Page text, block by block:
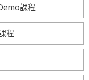
課程
程